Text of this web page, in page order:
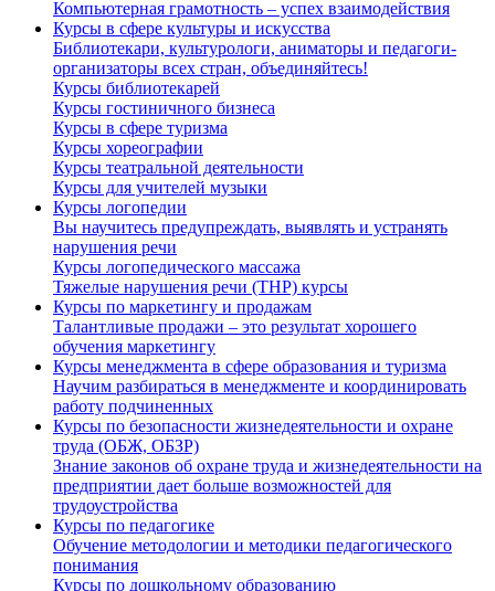
Компьютерная грамотность – успех взаимодействия
Курсы в сфере культуры и искусства
Библиотекари, культурологи, аниматоры и педагоги-
организаторы всех стран, объединяйтесь!
Курсы библиотекарей
Курсы гостиничного бизнеса
Курсы в сфере туризма
Курсы хореографии
Курсы театральной деятельности
Курсы для учителей музыки
Курсы логопедии
Вы научитесь предупреждать, выявлять и устранять
нарушения речи
Курсы логопедического массажа
Тяжелые нарушения речи (ТНР) курсы
Курсы по маркетингу и продажам
Талантливые продажи – это результат хорошего
обучения маркетингу
Курсы менеджмента в сфере образования и туризма
Научим разбираться в менеджменте и координировать
работу подчиненных
Курсы по безопасности жизнедеятельности и охране
труда (ОБЖ, ОБЗР)
Знание законов об охране труда и жизнедеятельности на
предприятии дает больше возможностей для
трудоустройства
Курсы по педагогике
Обучение методологии и методики педагогического
понимания
Курсы по дошкольному образованию